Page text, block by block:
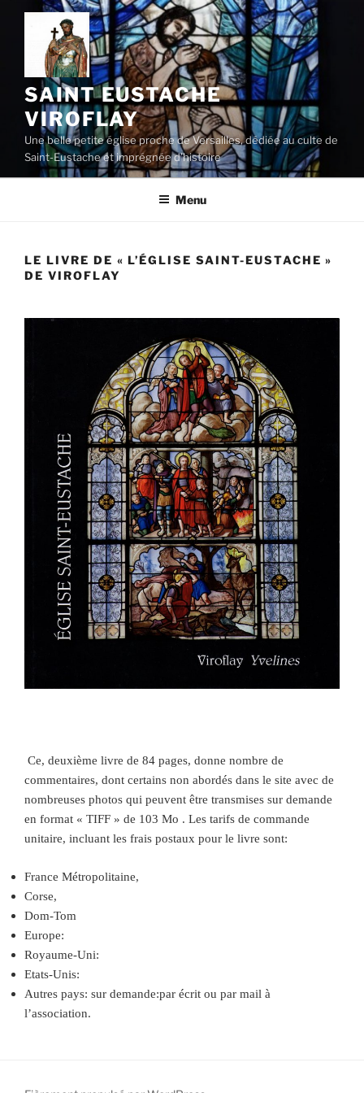
Aller
contenu
principal
SAINT EUSTACHE
VIROFLAY
Une belle petite église proche de Versailles, dédiée au culte de
Saint-Eustache et imprégnée d’histoire
Menu
LE LIVRE DE « L’ÉGLISE SAINT-EUSTACHE »
DE VIROFLAY
Ce, deuxième livre de 84 pages, donne nombre de
commentaires, dont certains non abordés dans le site avec de
nombreuses photos qui peuvent être transmises sur demande
en format « TIFF » de 103 Mo . Les tarifs de commande
unitaire, incluant les frais postaux pour le livre sont:
France Métropolitaine,
Corse,
Dom-Tom
Europe:
Royaume-Uni:
Etats-Unis:
Autres pays: sur demande:par écrit ou par mail à
l’association.